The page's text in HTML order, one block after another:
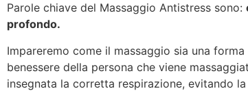
Parole chiave del Massaggio Antistress sono:
profondo.
Impareremo come il massaggio sia una
benessere della persona che viene
insegnata la corretta respirazione, evitando